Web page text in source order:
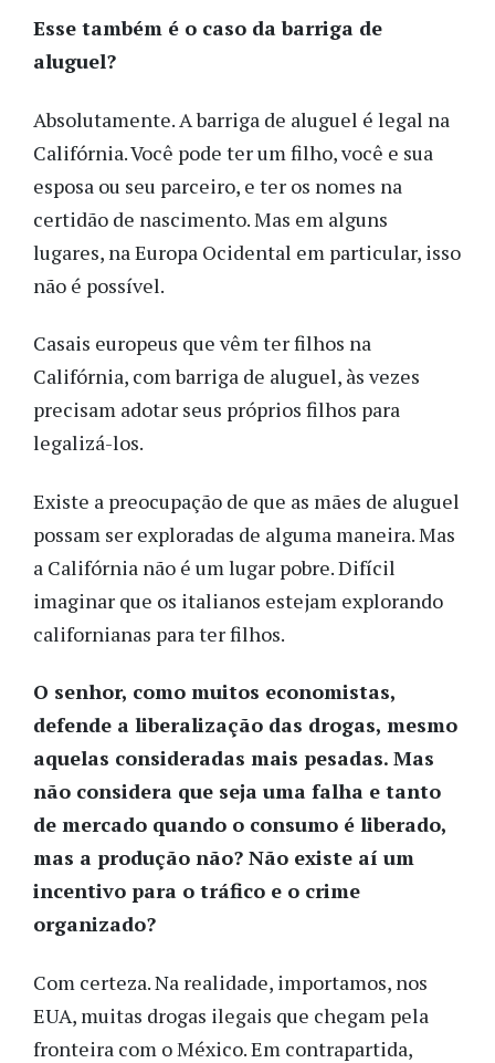
Esse também é o caso da barriga de
aluguel?
Absolutamente. A barriga de aluguel é legal na
Califórnia. Você pode ter um filho, você e sua
esposa ou seu parceiro, e ter os nomes na
certidão de nascimento. Mas em alguns
lugares, na Europa Ocidental em particular, isso
não é possível.
Casais europeus que vêm ter filhos na
Califórnia, com barriga de aluguel, às vezes
precisam adotar seus próprios filhos para
legalizá-los.
Existe a preocupação de que as mães de aluguel
possam ser exploradas de alguma maneira. Mas
a Califórnia não é um lugar pobre. Difícil
imaginar que os italianos estejam explorando
californianas para ter filhos.
O senhor, como muitos economistas,
defende a liberalização das drogas, mesmo
aquelas consideradas mais pesadas. Mas
não considera que seja uma falha e tanto
de mercado quando o consumo é liberado,
mas a produção não? Não existe aí um
incentivo para o tráfico e o crime
organizado?
Com certeza. Na realidade, importamos, nos
EUA, muitas drogas ilegais que chegam pela
fronteira com o México. Em contrapartida,